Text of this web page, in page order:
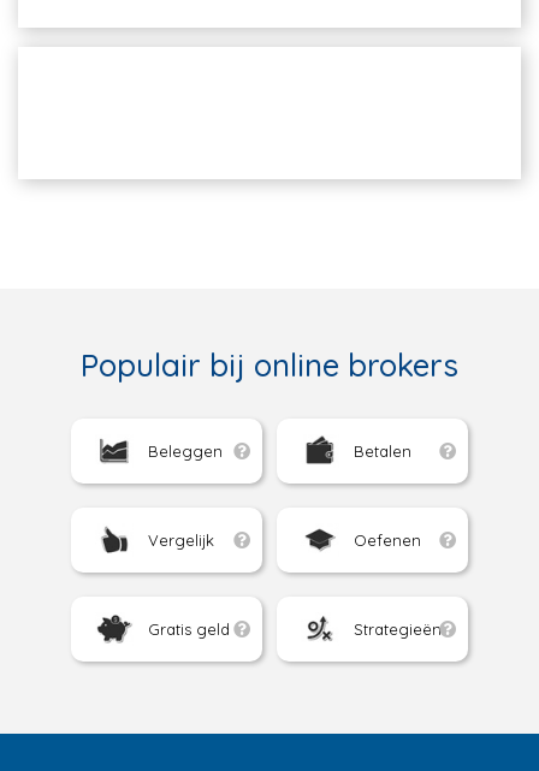
Populair bij online brokers
Beleggen Betalen
Vergelijk Oefenen
Gratis geld Strategieën